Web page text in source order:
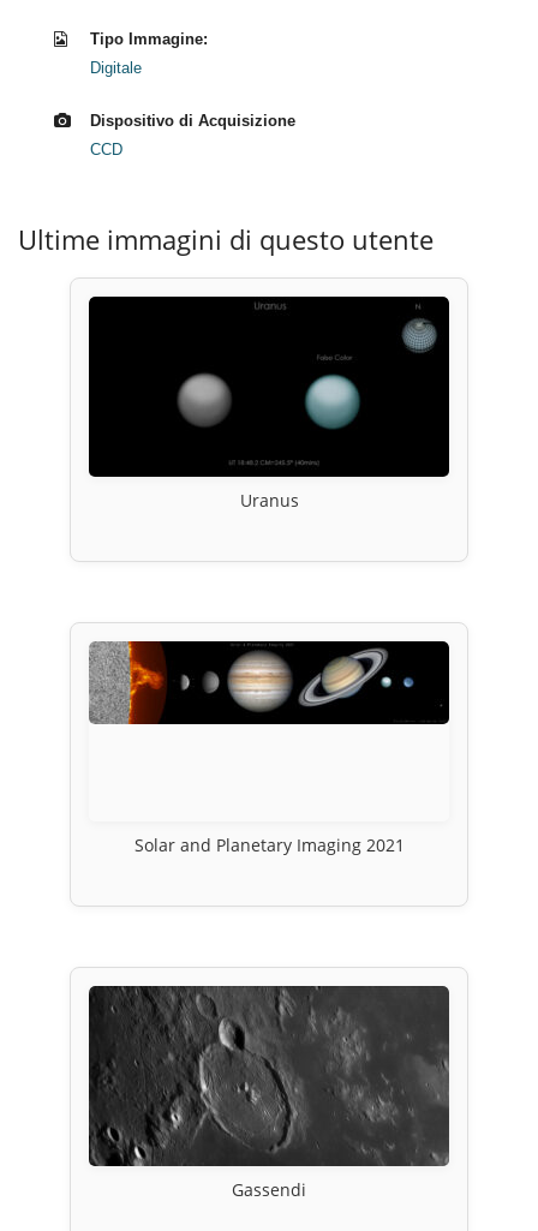
Tipo Immagine:
Digitale
Dispositivo di Acquisizione
CCD
Ultime immagini di questo utente
Uranus
Solar and Planetary Imaging 2021
Gassendi